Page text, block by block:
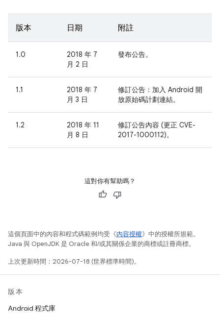
版本 日期 附註
1.0
2018 年 7
月 2 日
發布公告。
1.1
2018 年 7
月 3 日
修訂公告：加入 Android 開
放原始碼計劃連結。
1.2
2018 年 11
月 8 日
修訂公告內容 (更正 CVE-
2017-1000112)。
這對你有幫助嗎？
這個頁面中的內容和程式碼範例均受《內容授權》中的授權所規範。
Java 與 OpenJDK 是 Oracle 和/或其關係企業的商標或註冊商標。
上次更新時間：2026-07-18 (世界標準時間)。
版本
Android 程式庫